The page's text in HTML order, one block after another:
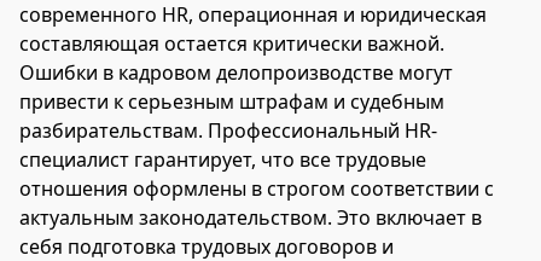
современного HR, операционная и юридическая
составляющая остается критически важной.
Ошибки в кадровом делопроизводстве могут
привести к серьезным штрафам и судебным
разбирательствам. Профессиональный HR-
специалист гарантирует, что все трудовые
отношения оформлены в строгом соответствии с
актуальным законодательством. Это включает в
себя подготовка трудовых договоров и